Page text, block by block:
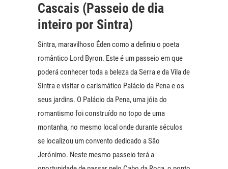
Cascais (Passeio de dia
inteiro por Sintra)
Sintra, maravilhoso Éden como a definiu o poeta
romântico Lord Byron. Este é um passeio em que
poderá conhecer toda a beleza da Serra e da Vila de
Sintra e visitar o carismático Palácio da Pena e os
seus jardins. O Palácio da Pena, uma jóia do
romantismo foi construído no topo de uma
montanha, no mesmo local onde durante séculos
se localizou um convento dedicado a São
Jerónimo. Neste mesmo passeio terá a